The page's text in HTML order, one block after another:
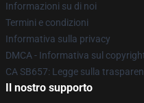
Informazioni su di noi
Termini e condizioni
Informativa sulla privacy
DMCA - Informativa sul
CA SB657: Legge sulla
Il nostro supporto